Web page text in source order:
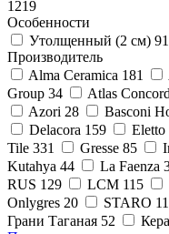
1219
Особенности
Утолщенный (2 см) 91
Производитель
Alma Ceramica 181
Group 34 Atlas
Azori 28 Basconi
Delacora 159 Eletto
Tile 331 Gresse 85
Kutahya 44 La Faenza
RUS 129 LCM 115
Onlygres 20 STARO
Грани Таганая 52